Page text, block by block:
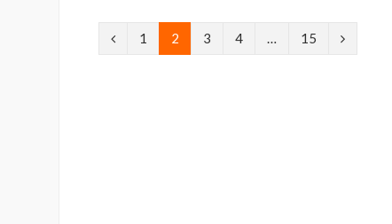
P
1 2 3 4 … 15
N